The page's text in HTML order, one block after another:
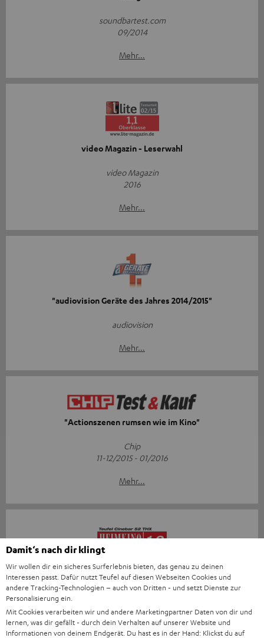
soundbartest.com
09/2014
Mehr...
video Magazin - Leserwahl
video Magazin
2016
Mehr...
"audiovision Geräte des Jahres 2014/2015"
audiovision
Mehr...
"Actionszenen rumsen wie im Kino"
Chip
11-12/2015 - 01/2016
Mehr...
„Im Hörtest bewies der Cinebar 52 THX eindrucksvoll, dass
seine THX-Lizenz zu Recht erteilt wurde“
Heimkino
01-02/2015
Damit‘s nach dir klingt
Wir wollen dir ein sicheres Surferlebnis bieten, das genau zu deinen
Interessen passt. Dafür nutzt Teufel auf diesen Webseiten Cookies und
andere Tracking-Technologien – auch von Dritten - und setzt Dienste zur
Personalisierung ein.
Mit Cookies verarbeiten wir und andere Marketingpartner Daten von dir und
lernen, was dir gefällt - durch dein Verhalten auf unserer Website und
Informationen von deinem Endgerät. Du hast es in der Hand: Klickst du auf